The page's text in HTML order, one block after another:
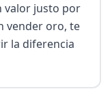
valor justo por
vender oro, te
la diferencia